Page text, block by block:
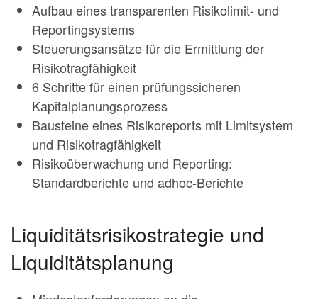
Aufbau eines transparenten Risikolimit- und
Reportingsystems
Steuerungsansätze für die Ermittlung der
Risikotragfähigkeit
6 Schritte für einen prüfungssicheren
Kapitalplanungsprozess
Bausteine eines Risikoreports mit Limitsystem
und Risikotragfähigkeit
Risikoüberwachung und Reporting:
Standardberichte und adhoc-Berichte
Liquiditätsrisikostrategie und
Liquiditätsplanung